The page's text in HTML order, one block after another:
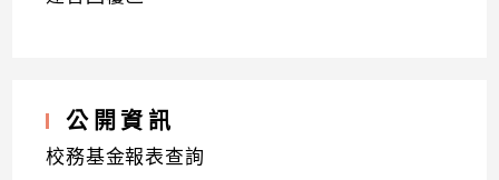
公開資訊
校務基金報表查詢